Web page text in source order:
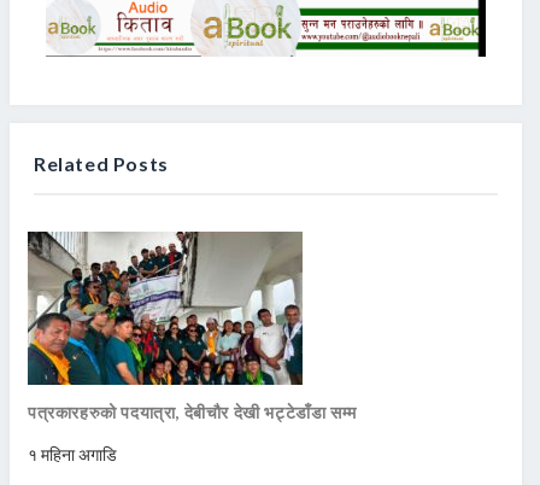
Related Posts
पत्रकारहरुको पदयात्रा, देबीचौर देखी भट्टेडाँडा सम्म
१ महिना अगाडि